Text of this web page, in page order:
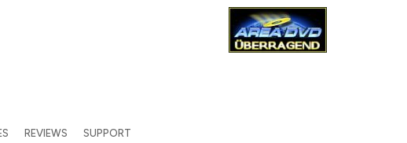
REVIEWS SUPPORT